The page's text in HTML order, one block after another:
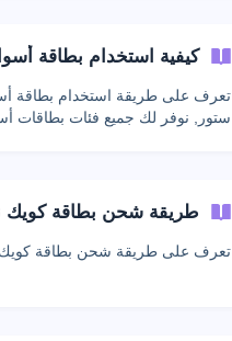
كيفية استخدام بطاقة
تعرف على طريقة استخدام بطاقة
ستور, نوفر لك جميع فئات بطاقات
طريقة شحن بطاقة كويك
تعرف على طريقة شحن بطاقة